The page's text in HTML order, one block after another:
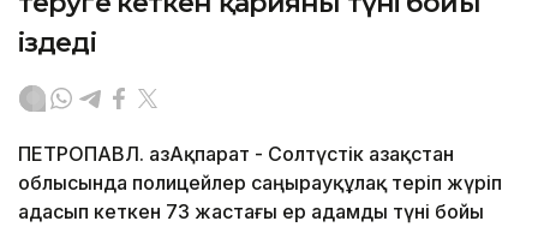
іздеді
ПЕТРОПАВЛ. ҚазАқпарат - Солтүстік Қазақстан
облысында полицейлер саңырауқұлақ теріп жүріп
адасып кеткен 73 жастағы ер адамды түні бойы